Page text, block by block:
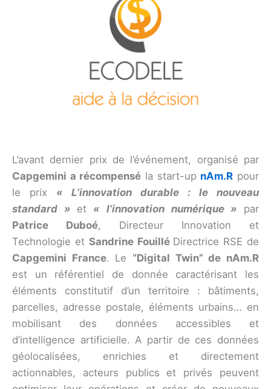
L’avant dernier prix de l’événement, organisé par
Capgemini a récompensé la start-up nAm.R pour
le prix « L’innovation durable : le nouveau
standard » et « l’innovation numérique » par
Patrice Duboé, Directeur Innovation et
Technologie et Sandrine Fouillé Directrice RSE de
Capgemini France. Le “Digital Twin” de nAm.R
est un référentiel de donnée caractérisant les
éléments constitutif d’un territoire : bâtiments,
parcelles, adresse postale, éléments urbains… en
mobilisant des données accessibles et
d’intelligence artificielle. A partir de ces données
géolocalisées, enrichies et directement
actionnables, acteurs publics et privés peuvent